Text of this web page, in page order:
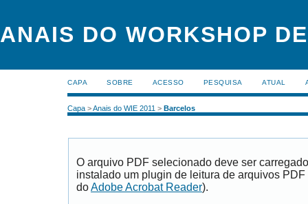
ANAIS DO WORKSHOP
CAPA SOBRE ACESSO PESQUISA ATUAL
Capa >Anais do WIE 2011 > Barcelos
O arquivo PDF selecionado deve ser
instalado um plugin de leitura de arquivos
doAdobe Acrobat Reader).